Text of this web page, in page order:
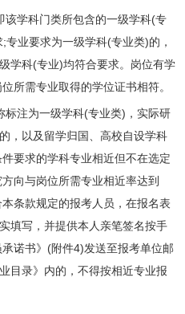
学科门类所包含的一级学科(专
业要求为一级学科(专业类)的，
学科(专业)均符合要求。岗位有学
所需专业取得的学位证书相符。
注为一级学科(专业类)，实际研
，以及留学归国、高校自设学科
要求的学科专业相近但不在选定
向与岗位所需专业相近率达到
条款规定的报考人员，在报名表
填写，并提供本人亲笔签名按手
诺书》(附件4)发送至报考单位邮
目录》内的，不得按相近专业报